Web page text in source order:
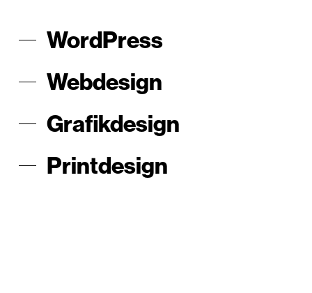
WordPress
Webdesign
Grafikdesign
Printdesign